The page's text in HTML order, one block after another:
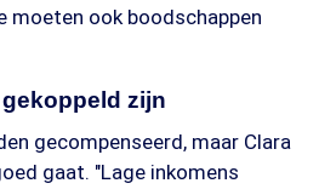
moeten ook boodschappen
zijn
gecompenseerd, maar Clara
gaat. "Lage inkomens